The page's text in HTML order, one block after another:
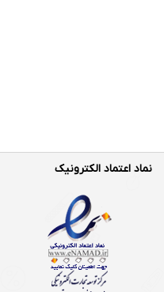
نماد اعتماد الکترونیک